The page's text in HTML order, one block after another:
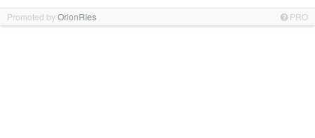
Promoted byOrionRies PRO